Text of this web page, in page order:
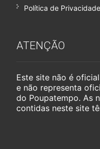
Política de Privacidade
ATENÇÃO
Este site não é
e não representa
do Poupatempo. As
contidas neste site